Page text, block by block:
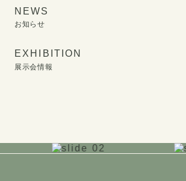
NEWS
お知らせ
EXHIBITION
展示会情報